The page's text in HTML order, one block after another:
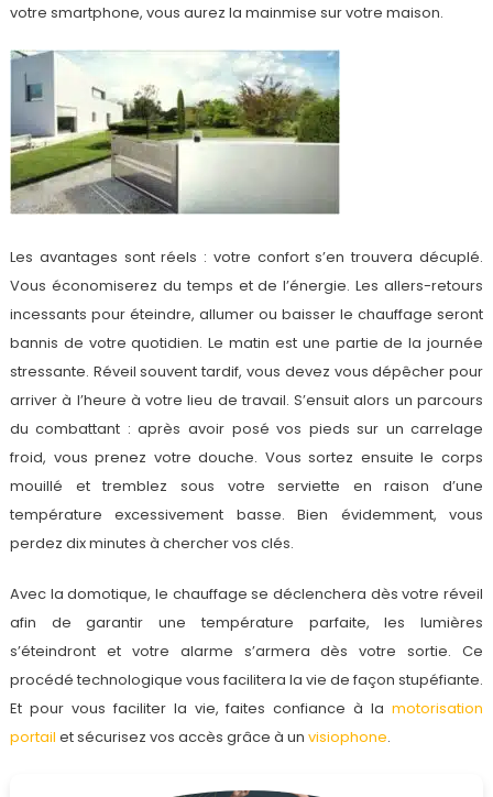
votre smartphone, vous aurez la mainmise sur votre maison.
Les avantages sont réels : votre confort s’en trouvera décuplé.
Vous économiserez du temps et de l’énergie. Les allers-retours
incessants pour éteindre, allumer ou baisser le chauffage seront
bannis de votre quotidien. Le matin est une partie de la journée
stressante. Réveil souvent tardif, vous devez vous dépêcher pour
arriver à l’heure à votre lieu de travail. S’ensuit alors un parcours
du combattant : après avoir posé vos pieds sur un carrelage
froid, vous prenez votre douche. Vous sortez ensuite le corps
mouillé et tremblez sous votre serviette en raison d’une
température excessivement basse. Bien évidemment, vous
perdez dix minutes à chercher vos clés.
Avec la domotique, le chauffage se déclenchera dès votre réveil
afin de garantir une température parfaite, les lumières
s’éteindront et votre alarme s’armera dès votre sortie. Ce
procédé technologique vous facilitera la vie de façon stupéfiante.
Et pour vous faciliter la vie, faites confiance à lamotorisation
portail et sécurisez vos accès grâce à un visiophone.